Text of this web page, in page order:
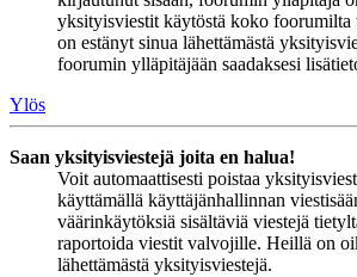
yksityisviestit käytöstä koko
on estänyt sinua lähettämästä
foorumin ylläpitäjään saadaksesi
Ylös
Saan yksityisviestejä joita en halua!
Voit automaattisesti poistaa
käyttämällä käyttäjänhallinnan
väärinkäytöksiä sisältäviä viestejä
raportoida viestit valvojille. Heillä on
lähettämästä yksityisviestejä.